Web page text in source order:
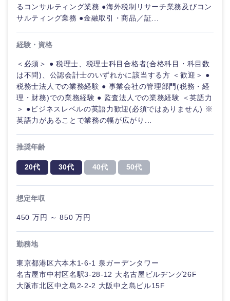
東海地方
るコンサルティング業務 ●海外税制リサーチ業務及びコン
サルティング業務 ●金融取引・商品／証...
経験・資格
＜必須＞ ● 税理士、税理士科目合格者(合格科目・科目数
は不問)、公認会計士のいずれかに該当する方 ＜歓迎＞ ●
税務士法人での業務経験 ● 事業会社の管理部門(税務・経
理・財務)での業務経験 ● 監査法人での業務経験 ＜英語力
＞ ●ビジネスレベルの英語力歓迎(必須ではありません) ※
英語力があることで業務の幅が広がり...
推奨年齢
20代 30代 40代 50代
想定年収
450 万円 ～ 850 万円
勤務地
東京都港区六本木1-6-1 泉ガーデンタワー
名古屋市中村区名駅3-28-12 大名古屋ビルヂング26F
大阪市北区中之島2-2-2 大阪中之島ビル15F